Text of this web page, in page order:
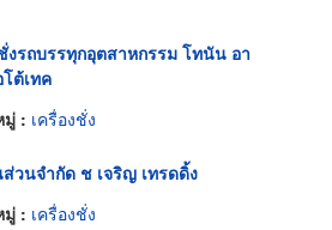
งรถบรรทุกอุตสาหกรรม โทนัน อา
ต้เทค
มู่ : เครื่องชั่ง
วนจำกัด ช เจริญ เทรดดิ้ง
มู่ : เครื่องชั่ง